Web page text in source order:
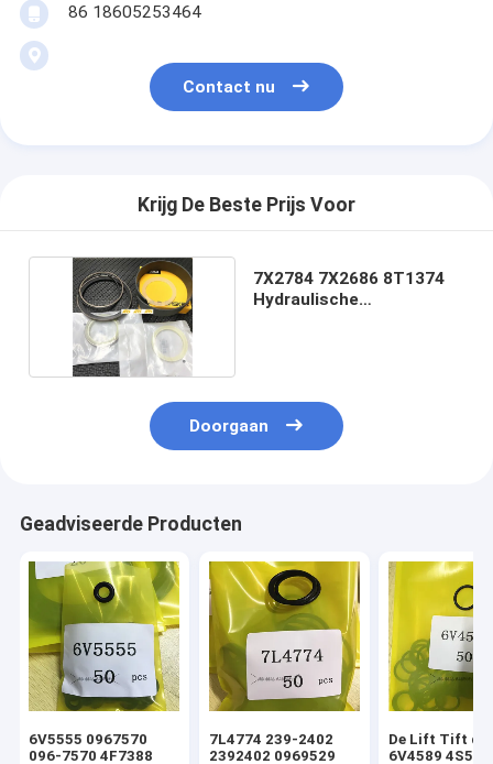
86 18605253464
Contact nu
Krijg De Beste Prijs Voor
7X2784 7X2686 8T1374
Hydraulische
Doorgaan
Geadviseerde Producten
6V5555 0967570
096-7570 4F7388
7L4774 239-2402
2392402 0969529
De Lift Tift die
6V4589